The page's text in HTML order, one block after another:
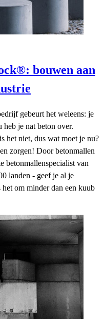
bouwen aan
gebeurt het weleens: je
heb je nat beton over.
het niet, dus wat moet je nu?
zorgen! Door betonmallen
betonmallenspecialist van
landen - geef je al je
om minder dan een kuub